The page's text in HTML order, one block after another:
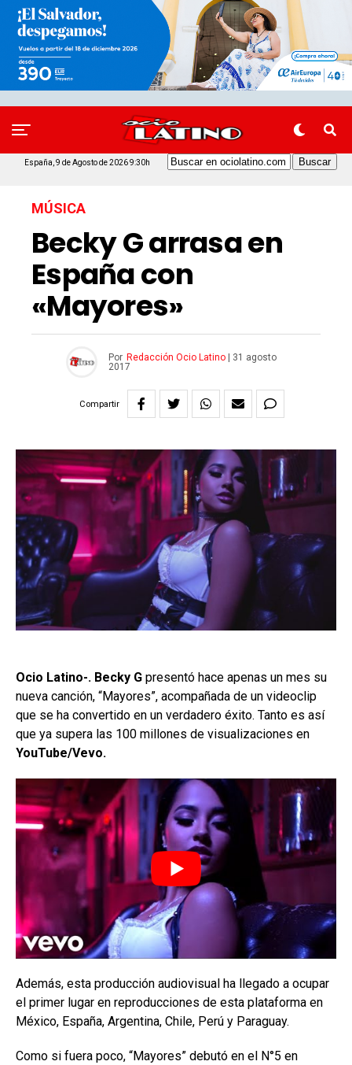
España, 9 de Agosto de 2026 9:30h
MÚSICA
Becky G arrasa en
España con
«Mayores»
Por Redacción Ocio Latino|
31 agosto
2017
Compartir
Ocio Latino-. Becky G presentó hace apenas un mes su
nueva canción, “Mayores”, acompañada de un videoclip
que se ha convertido en un verdadero éxito. Tanto es así
que ya supera las 100 millones de visualizaciones en
YouTube/Vevo.
Además, esta producción audiovisual ha llegado a ocupar
el primer lugar en reproducciones de esta plataforma en
México, España, Argentina, Chile, Perú y Paraguay.
Como si fuera poco, “Mayores” debutó en el N°5 en